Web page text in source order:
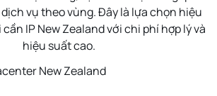
vụ theo vùng. Đây là lựa chọn hiệu
IP New Zealand với chi phí hợp lý và
hiệu suất cao.